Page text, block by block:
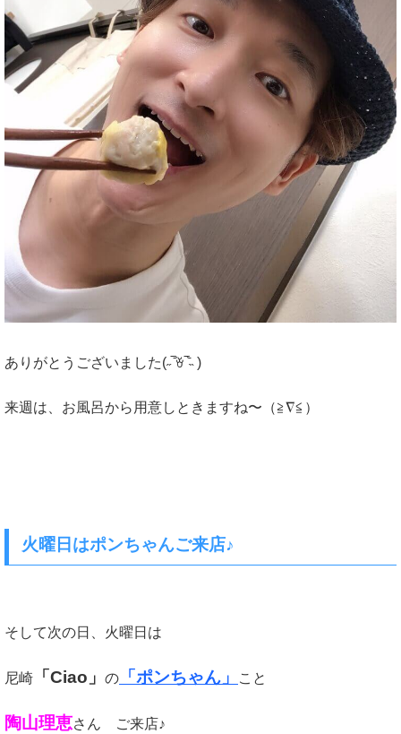
ありがとうございました(˶‾᷄ꈊ‾᷅˵ )
来週は、お風呂から用意しときますね〜（≧∇≦）
火曜日はポンちゃんご来店♪
そして次の日、火曜日は
尼崎 「Ciao」 の 「ポンちゃん」 こと
陶山理恵さん ご来店♪